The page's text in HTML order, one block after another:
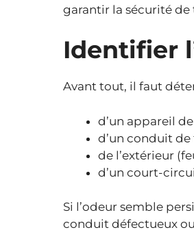
garantir la sécurité de
Identifier
Avant tout, il faut
d’un appareil
d’un conduit
de l’extérieur
d’un court-
Si l’odeur semble
conduit défectueux